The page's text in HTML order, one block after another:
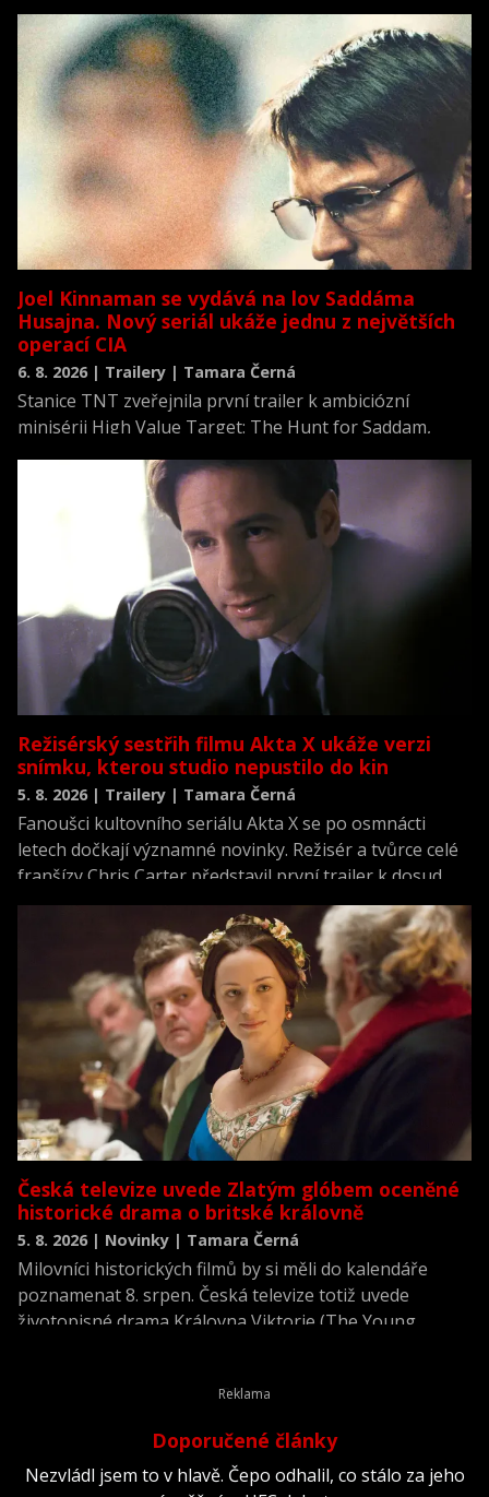
Joel Kinnaman se vydává na lov Saddáma
Husajna. Nový seriál ukáže jednu z největších
operací CIA
6. 8. 2026 | Trailery | Tamara Černá
Stanice TNT zveřejnila první trailer k ambiciózní
minisérii High Value Target: The Hunt for Saddam,
novodobých dějin.
Režisérský sestřih filmu Akta X ukáže verzi
snímku, kterou studio nepustilo do kin
5. 8. 2026 | Trailery | Tamara Černá
Fanoušci kultovního seriálu Akta X se po osmnácti
letech dočkají významné novinky. Režisér a tvůrce celé
franšízy Chris Carter představil první trailer k dosud
neviděné režisérské verzi filmu Akta X: Chci uvěřit.
Česká televize uvede Zlatým glóbem oceněné
historické drama o britské královně
5. 8. 2026 | Novinky | Tamara Černá
Milovníci historických filmů by si měli do kalendáře
poznamenat 8. srpen. Česká televize totiž uvede
životopisné drama Královna Viktorie (The Young
Doporučené články
Nezvládl jsem to v hlavě. Čepo odhalil, co stálo za jeho